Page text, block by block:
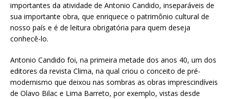
importantes da atividade de Antonio Candido, inseparáveis de
sua importante obra, que enriquece o patrimônio cultural de
nosso país e é de leitura obrigatória para quem deseja
conhecê-lo.
Antonio Candido foi, na primeira metade dos anos 40, um dos
editores da revista Clima, na qual criou o conceito de pré-
modernismo que deixou nas sombras as obras imprescindíveis
de Olavo Bilac e Lima Barreto, por exemplo, vistas desde